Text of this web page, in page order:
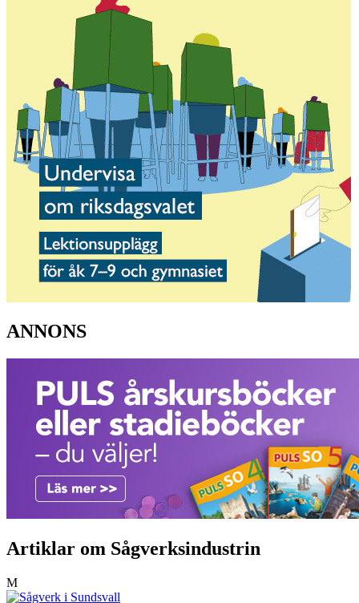
ANNONS
Artiklar om Sågverksindustrin
M